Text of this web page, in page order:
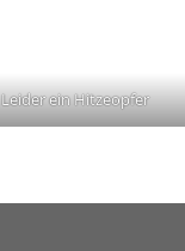
Leider ein Hitzeopfer